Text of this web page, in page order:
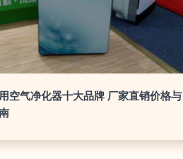
空气净化器十大品牌 厂家直销价格与